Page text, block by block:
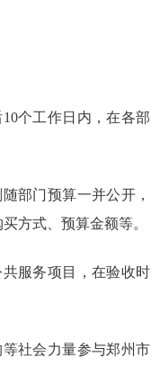
10个工作日内，在各部
部门预算一并公开，
方式、预算金额等。
服务项目，在验收时
社会力量参与郑州市